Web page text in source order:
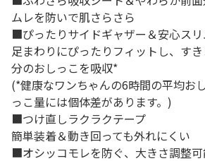
ムレを防いで肌さらさら
■ぴったりサイドギャザー＆安心ス
足まわりにぴったりフィットし、す
分のおしっこを吸収*
(*健康なワンちゃんの6時間の平均お
っこ量には個体差があります。)
■つけ直しラクラクテープ
簡単装着＆動き回っても外れにくい
■オシッコモレを防ぐ、大きさ調整